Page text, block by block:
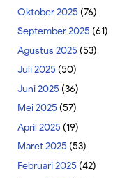
Oktober 2025 (76)
September 2025 (61)
Agustus 2025 (53)
Juli 2025 (50)
Juni 2025 (36)
Mei 2025 (57)
April 2025 (19)
Maret 2025 (53)
Februari 2025 (42)